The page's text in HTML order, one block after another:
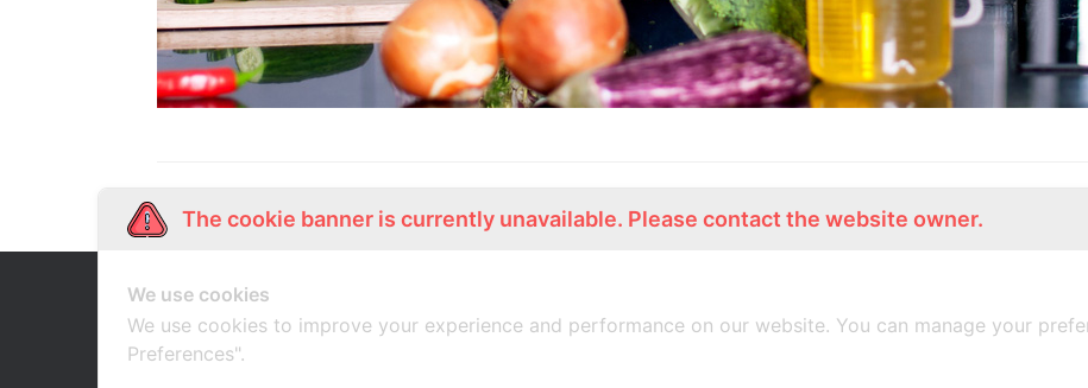
Our Story
เกี่ยวกับเรา ช้อปออนไลน์ สมัครงาน ร้านอาหารอินทรีย์
The cookie banner is currently unavailable. Please contact the website owner.
We use cookies
We use cookies to improve your experience and performance on our website. You can manage your
Preferences".